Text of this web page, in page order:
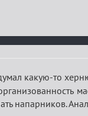
какую-то
напарников.